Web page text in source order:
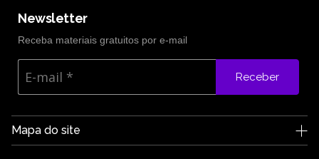
Newsletter
Receba materiais gratuitos por e-mail
Receber
Mapa do site